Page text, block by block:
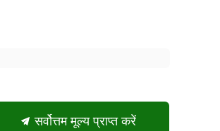
सर्वोत्तम मूल्य प्राप्त करें